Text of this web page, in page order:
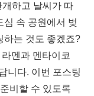
하고 날씨가 따
심 속 공원에서 벚
하는 것도 좋겠죠?
멘과 멘타이코
니다. 이번 포스팅
비할 수 있도록